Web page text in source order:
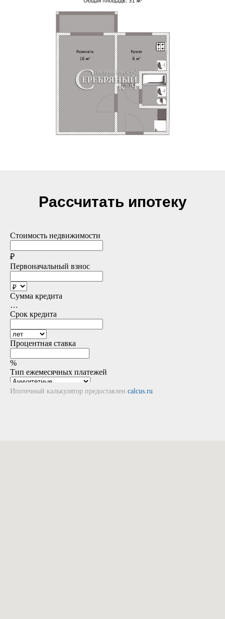
Рассчитать ипотеку
Ипотечный калькулятор предоставлен calcus.ru